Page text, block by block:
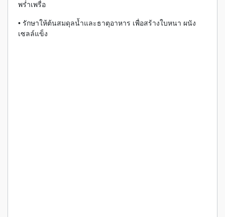
พร่ำเพรื่อ
• รักษาให้ต้นสมดุลน้ำและธาตุอาหาร เพื่อสร้างใบหนา ผนัง
เซลล์แข็ง